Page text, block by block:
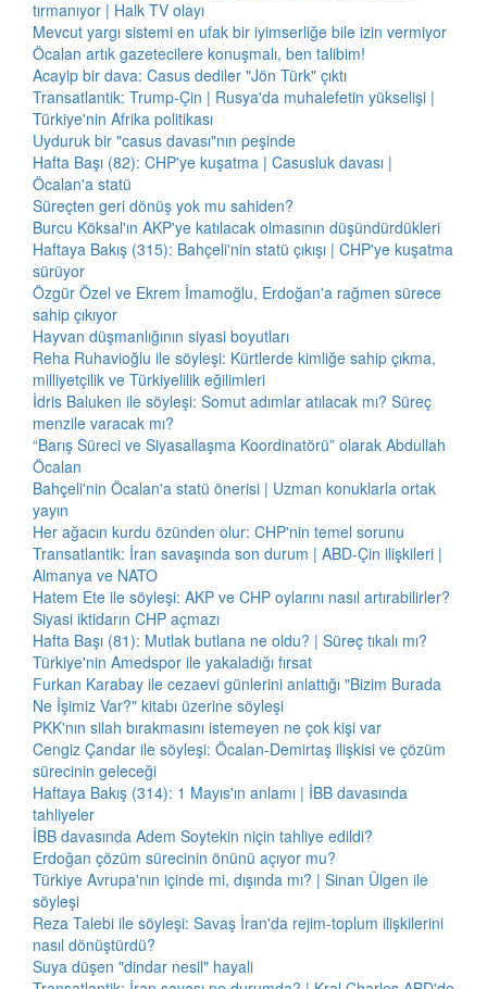
tırmanıyor | Halk TV olayı
Mevcut yargı sistemi en ufak bir iyimserliğe bile izin vermiyor
Öcalan artık gazetecilere konuşmalı, ben talibim!
Acayip bir dava: Casus dediler "Jön Türk" çıktı
Transatlantik: Trump-Çin | Rusya'da muhalefetin yükselişi |
Türkiye'nin Afrika politikası
Uyduruk bir "casus davası"nın peşinde
Hafta Başı (82): CHP'ye kuşatma | Casusluk davası |
Öcalan'a statü
Süreçten geri dönüş yok mu sahiden?
Burcu Köksal'ın AKP'ye katılacak olmasının düşündürdükleri
Haftaya Bakış (315): Bahçeli'nin statü çıkışı | CHP'ye kuşatma
sürüyor
Özgür Özel ve Ekrem İmamoğlu, Erdoğan'a rağmen sürece
sahip çıkıyor
Hayvan düşmanlığının siyasi boyutları
Reha Ruhavioğlu ile söyleşi: Kürtlerde kimliğe sahip çıkma,
milliyetçilik ve Türkiyelilik eğilimleri
İdris Baluken ile söyleşi: Somut adımlar atılacak mı? Süreç
menzile varacak mı?
“Barış Süreci ve Siyasallaşma Koordinatörü” olarak Abdullah
Öcalan
Bahçeli'nin Öcalan'a statü önerisi | Uzman konuklarla ortak
yayın
Her ağacın kurdu özünden olur: CHP'nin temel sorunu
Transatlantik: İran savaşında son durum | ABD-Çin ilişkileri |
Almanya ve NATO
Hatem Ete ile söyleşi: AKP ve CHP oylarını nasıl artırabilirler?
Siyasi iktidarın CHP açmazı
Hafta Başı (81): Mutlak butlana ne oldu? | Süreç tıkalı mı?
Türkiye'nin Amedspor ile yakaladığı fırsat
Furkan Karabay ile cezaevi günlerini anlattığı "Bizim Burada
Ne İşimiz Var?" kitabı üzerine söyleşi
PKK'nın silah bırakmasını istemeyen ne çok kişi var
Cengiz Çandar ile söyleşi: Öcalan-Demirtaş ilişkisi ve çözüm
sürecinin geleceği
Haftaya Bakış (314): 1 Mayıs'ın anlamı | İBB davasında
tahliyeler
İBB davasında Adem Soytekin niçin tahliye edildi?
Erdoğan çözüm sürecinin önünü açıyor mu?
Türkiye Avrupa'nın içinde mi, dışında mı? | Sinan Ülgen ile
söyleşi
Reza Talebi ile söyleşi: Savaş İran'da rejim-toplum ilişkilerini
nasıl dönüştürdü?
Suya düşen "dindar nesil" hayali